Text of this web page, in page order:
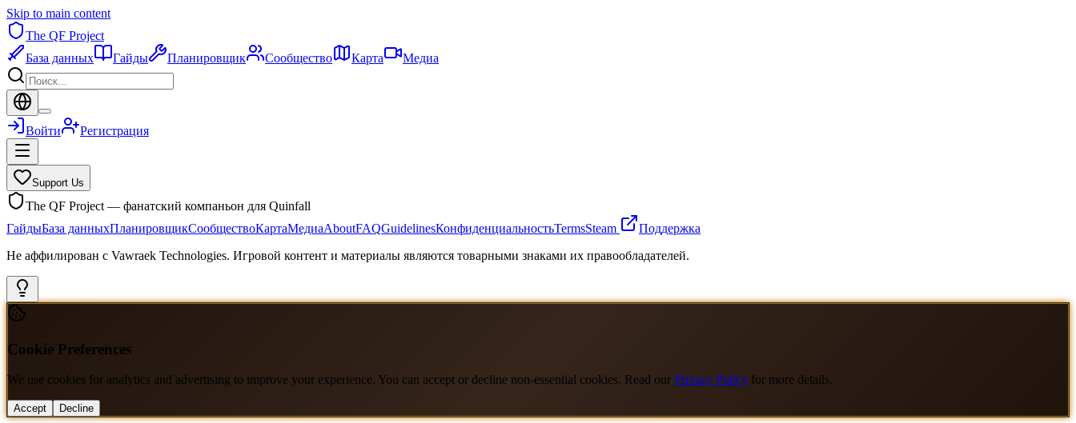
Skip to main content
The QF Project
База данных
Гайды Планировщик Сообщество Карта Медиа
Войти Регистрация
Support Us
The QF Project — фанатский компаньон для Quinfall
ГайдыБаза данныхПланировщикСообществоКартаМедиаAboutFAQGuidelinesКонфиденциальностьTermsSteam
Поддержка
Не аффилирован с Vawraek Technologies. Игровой контент и материалы являются товарными знаками их правообладателей.
Cookie Preferences
We use cookies for analytics and advertising to improve your experience. You can accept or decline non-essential cookies. Read our Privacy Policy for more details.
Accept Decline